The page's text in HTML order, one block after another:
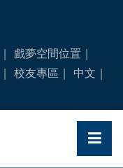
戲夢空間位置
校友專區
中文